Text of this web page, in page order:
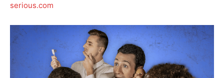
serious.com